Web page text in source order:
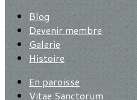
Blog
Devenir membre
Galerie
Histoire
En paroisse
Vitae Sanctorum